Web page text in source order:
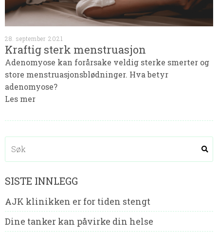
28. september 2021
Kraftig sterk menstruasjon
Adenomyose kan forårsake veldig sterke smerter og
store menstruasjonsblødninger. Hva betyr
adenomyose?
Les mer
SISTE INNLEGG
AJK klinikken er for tiden stengt
Dine tanker kan påvirke din helse